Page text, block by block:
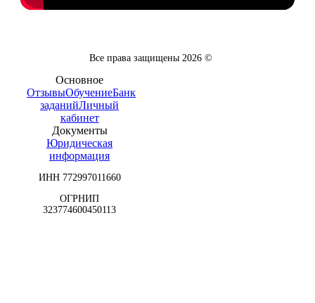
Все права защищены2026 ©
Основное
ОтзывыОбучениеБанк
заданийЛичный
кабинет
Документы
Юридическая
информация
ИНН 772997011660
ОГРНИП
323774600450113